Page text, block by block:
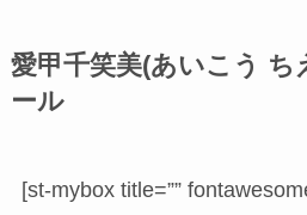
愛甲千笑美(あいこう ち
ール
[st-mybox title=””